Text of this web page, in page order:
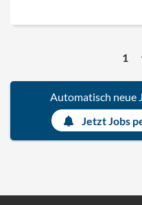
1
Automatisch neue
Jetzt Jobs